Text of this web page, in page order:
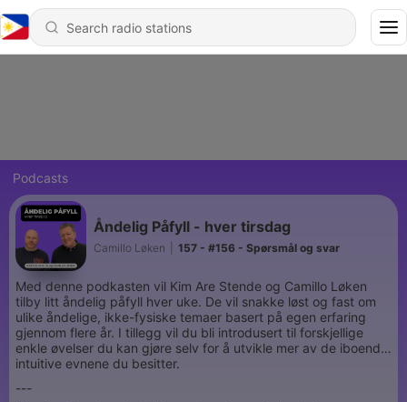
Podcasts
Åndelig Påfyll - hver tirsdag
Camillo Løken 157 - #156 - Spørsmål og svar
Med denne podkasten vil Kim Are Stende og Camillo Løken
tilby litt åndelig påfyll hver uke. De vil snakke løst og fast om
ulike åndelige, ikke-fysiske temaer basert på egen erfaring
gjennom flere år. I tillegg vil du bli introdusert til forskjellige
enkle øvelser du kan gjøre selv for å utvikle mer av de iboende
intuitive evnene du besitter.
---